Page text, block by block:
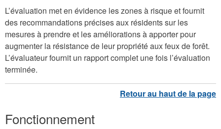
L’évaluation met en évidence les zones à risque et fournit
des recommandations précises aux résidents sur les
mesures à prendre et les améliorations à apporter pour
augmenter la résistance de leur propriété aux feux de forêt.
L’évaluateur fournit un rapport complet une fois l’évaluation
terminée.
Fonctionnement